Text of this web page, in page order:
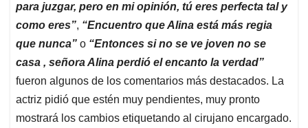
para juzgar, pero en mi opinión, tú eres perfecta tal y
como eres”, “Encuentro que Alina está más regia
que nunca” o “Entonces si no se ve joven no se
casa , señora Alina perdió el encanto la verdad”
fueron algunos de los comentarios más destacados. La
actriz pidió que estén muy pendientes, muy pronto
mostrará los cambios etiquetando al cirujano encargado.